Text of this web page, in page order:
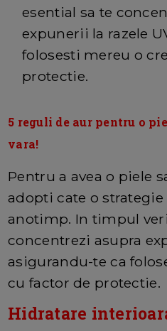
esential sa te
expunerii la razele
folosesti mereu o
protectie.
5 reguli de aur pentru o
vara!
Pentru a avea o piele
adopti cate o
anotimp. In timpul
concentrezi asupra
asigurandu-te ca
cu factor de protectie.
Hidratare